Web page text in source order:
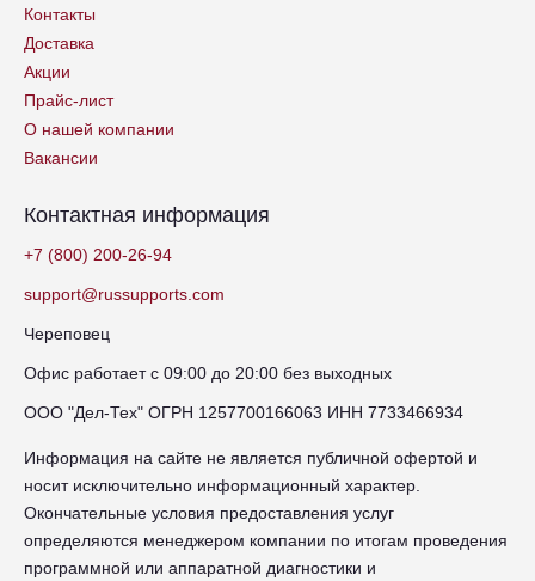
Контакты
Доставка
Акции
Прайс-лист
О нашей компании
Вакансии
Контактная информация
+7 (800) 200-26-94
support@russupports.com
Череповец
Офис работает с 09:00 до 20:00 без выходных
ООО "Дел-Тех" ОГРН 1257700166063 ИНН 7733466934
Информация на сайте не является публичной офертой и
носит исключительно информационный характер.
Окончательные условия предоставления услуг
определяются менеджером компании по итогам проведения
программной или аппаратной диагностики и